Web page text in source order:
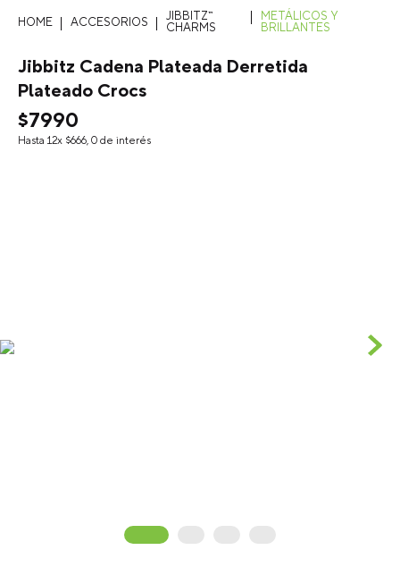
ACCESORIOS
JIBBITZ™
CHARMS
METÁLICOS Y
BRILLANTES
Jibbitz Cadena Plateada Derretida
Plateado Crocs
$7990
Hasta 12x $666, 0 de interés